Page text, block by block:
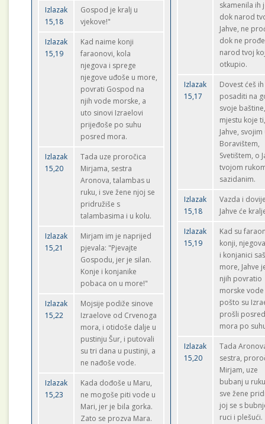
Izlazak
15,18
Gospod je kralj u
vjekove!"
Izlazak
15,19
Kad naime konji
faraonovi, kola
njegova i sprege
njegove uđoše u more,
povrati Gospod na
njih vode morske, a
uto sinovi Izraelovi
prijeđoše po suhu
posred mora.
Izlazak
15,20
Tada uze proročica
Mirjama, sestra
Aronova, talambas u
ruku, i sve žene njoj se
pridružiše s
talambasima i u kolu.
Izlazak
15,21
Mirjam im je naprijed
pjevala: "Pjevajte
Gospodu, jer je silan.
Konje i konjanike
pobaca on u more!"
Izlazak
15,22
Mojsije podiže sinove
Izraelove od Crvenoga
mora, i otidoše dalje u
pustinju Šur, i putovali
su tri dana u pustinji, a
ne nađoše vode.
Izlazak
15,23
Kada dođoše u Maru,
ne mogoše piti vode u
Mari, jer je bila gorka.
Zato se prozva Mara.
skamenila ih
dok narod
Jahve, ne
dok ne prođe
narod tvoj
otkupio.
Izlazak
15,17
Dovest ćeš
posaditi na
svoje
mjestu koje
Jahve,
Boravištem,
Svetištem, o
tvojom
sazidanim.
Izlazak
15,18
Vazda i
Jahve će
Izlazak
15,19
Kad su
konji,
i konjanici
more, Jahve
njih povratio
morske vode
pošto su
prošli
mora po
Izlazak
15,20
Tada
sestra,
Mirjam, uze
bubanj u
sve žene
joj se s
ruci i plešući.